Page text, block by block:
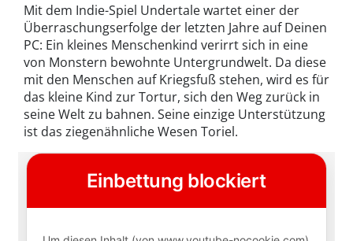
Mit dem Indie-Spiel Undertale wartet einer der
Überraschungserfolge der letzten Jahre auf Deinen
PC: Ein kleines Menschenkind verirrt sich in eine
von Monstern bewohnte Untergrundwelt. Da diese
mit den Menschen auf Kriegsfuß stehen, wird es für
das kleine Kind zur Tortur, sich den Weg zurück in
seine Welt zu bahnen. Seine einzige Unterstützung
ist das ziegenähnliche Wesen Toriel.